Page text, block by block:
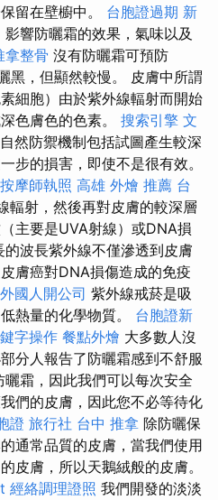
留在壁櫥中。 台胞證過期 新
響防曬霜的效果，氣味以及
拿整骨 沒有防曬霜可預防
黑，但顯然較慢。 皮膚中所謂
細胞）由於紫外線輻射而開始
色膚色的色素。 搜索引擎 文
然防禦機制包括試圖產生較深
步的損害，即使不是很有效。
按摩師執照 高雄 外燴 推薦 台
輻射，然後再對皮膚的較深層
主要是UVA射線）或DNA損
波長紫外線不僅滲透到皮膚
膚癌對DNA損傷造成的免疫
外國人開公司 紫外線戒菸是吸
熱量的化學物質。 台胞證新
字操作 餐點外燴 大多數人沒
分人報告了防曬霜感到不舒服
霜，因此我們可以每次安全
們的皮膚，因此您不必等待化
證 旅行社 台中 推拿 除防曬保
通常品質的皮膚，當我們使用
皮膚，所以天鵝絨般的皮膚。
經絡調理證照 我們開發的淡淡